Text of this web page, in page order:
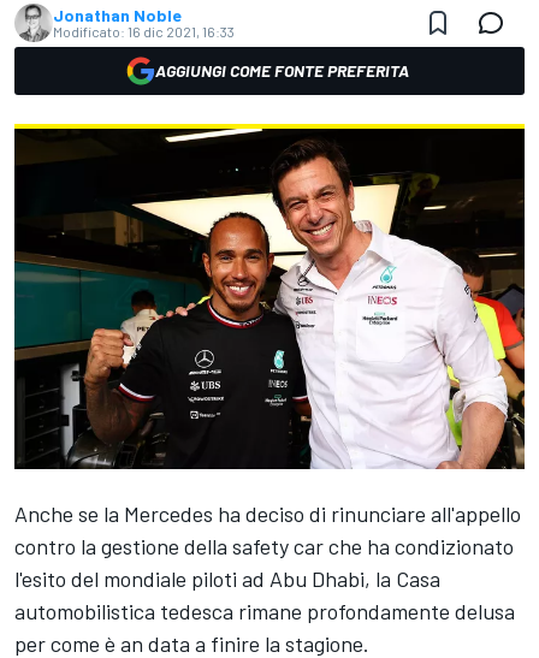
Jonathan Noble
Modificato: 16 dic 2021, 16:33
AGGIUNGI COME FONTE PREFERITA
Anche se la Mercedes ha deciso di rinunciare all'appello
contro la gestione della safety car che ha condizionato
l'esito del mondiale piloti ad Abu Dhabi, la Casa
automobilistica tedesca rimane profondamente delusa
per come è an data a finire la stagione.